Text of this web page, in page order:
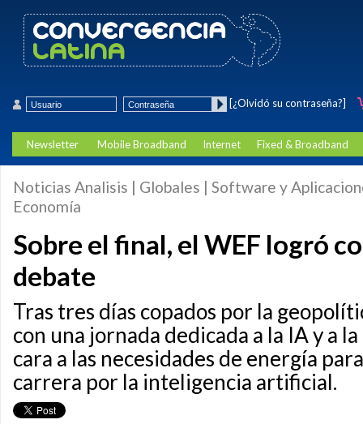
[¿Olvidó su contraseña?]
Newsletter Mobile Broadband Internet Fixed & Broadband
Noticias Analisis | Globales | Software y
Economía
Sobre el final, el WEF logró
debate
Tras tres días copados por la
con una jornada dedicada a la IA y a
cara a las necesidades de energía
carrera por la inteligencia artificial.